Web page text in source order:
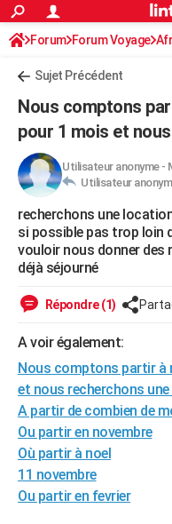
ACTUALITÉS
Politique
Société
Faits Divers
Education
Monde
Villes
+
Programme TV
Streaming
Sorties cinéma
FINANCE
Retraite
Impôts
Epargne
Immobilier
Risques naturels par ville
Banque
Assurance
Crédit
AUTO
Essais
Réserver un essai
Citadines
Berlines
SUV
Forum auto
HIGH-TECH
Mobiles
Meilleur smartphone
Internet
Ordinateurs
Jeux vidéo
Guide high-tech
+BRICOLAGE
Forum
Aménagement intérieur
Extérieur
Cuisine
Salle de bains
Jardinage
Rangement
WEEK-END
Guides de France
Escapades
Patrimoine
Expositions
Musées
Week-end nature
LIFESTYLE
Art de vivre
Bien-être
Loisirs
Mode
Modes de vie
SANTE
Alimentation
Guide de la santé
Maladies
Médicaments
Sommeil
VOYAGE
Destinations
City break
Voyage nature
Voyage de noces
Forum
Climat
+PHOTO
GUIDES D'ACHAT
BONS PLANS
Forum Forum Voyage
Sujet Précédent
Nous comptons
pour 1 mois et
Utilisateur anonyme-
Utilisateur
recherchons une
si possible pas trop loin
vouloir nous donner des
déjà séjourné
Répondre (1)
A voir également:
Nous comptons partir à
et nous recherchons une
A partir de combien de
Ou partir en novembre
Où partir à noel
11 novembre
Ou partir en fevrier